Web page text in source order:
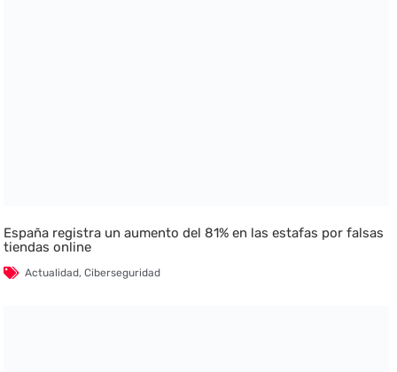
España registra un aumento del 81% en las estafas por falsas
tiendas online
Actualidad,Ciberseguridad